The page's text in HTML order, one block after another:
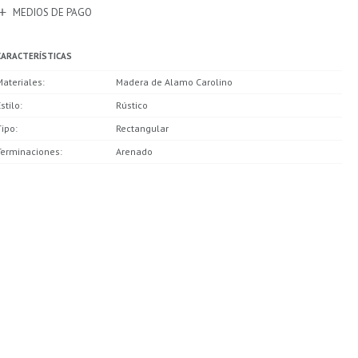
MEDIOS DE PAGO
Madera de Alamo Carolino
Rústico
Rectangular
Arenado